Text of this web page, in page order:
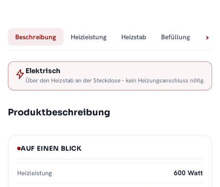
Beschreibung Heizleistung Heizstab Befüllung
Elektrisch
Über den Heizstab an der Steckdose – kein Heizungsanschluss nötig.
Produktbeschreibung
AUF EINEN BLICK
Heizleistung 600 Watt